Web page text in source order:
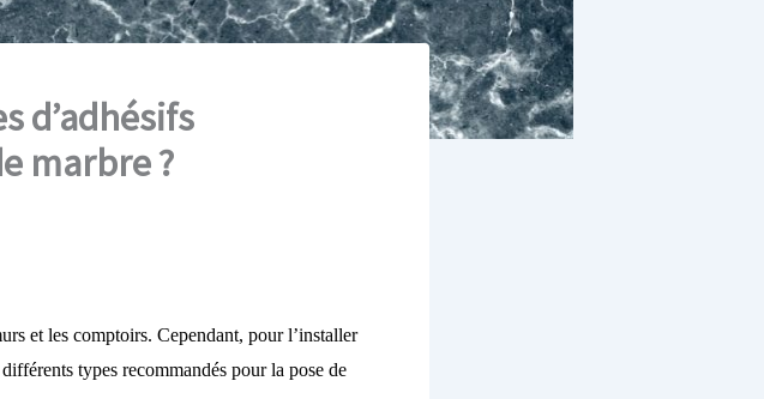
d’adhésifs
marbre ?
et les comptoirs. Cependant, pour l’installer
types recommandés pour la pose de